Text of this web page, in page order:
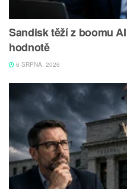
Sandisk těží z boomu
hodnotě
6 SRPNA, 2026